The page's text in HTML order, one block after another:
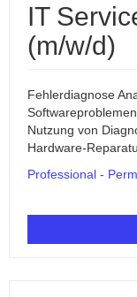
IT
(m/w/d)
Fehlerdiagnose
Nutzung von
Hardware-
Professional -